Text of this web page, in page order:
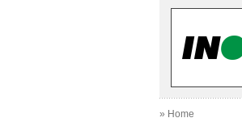
» Home